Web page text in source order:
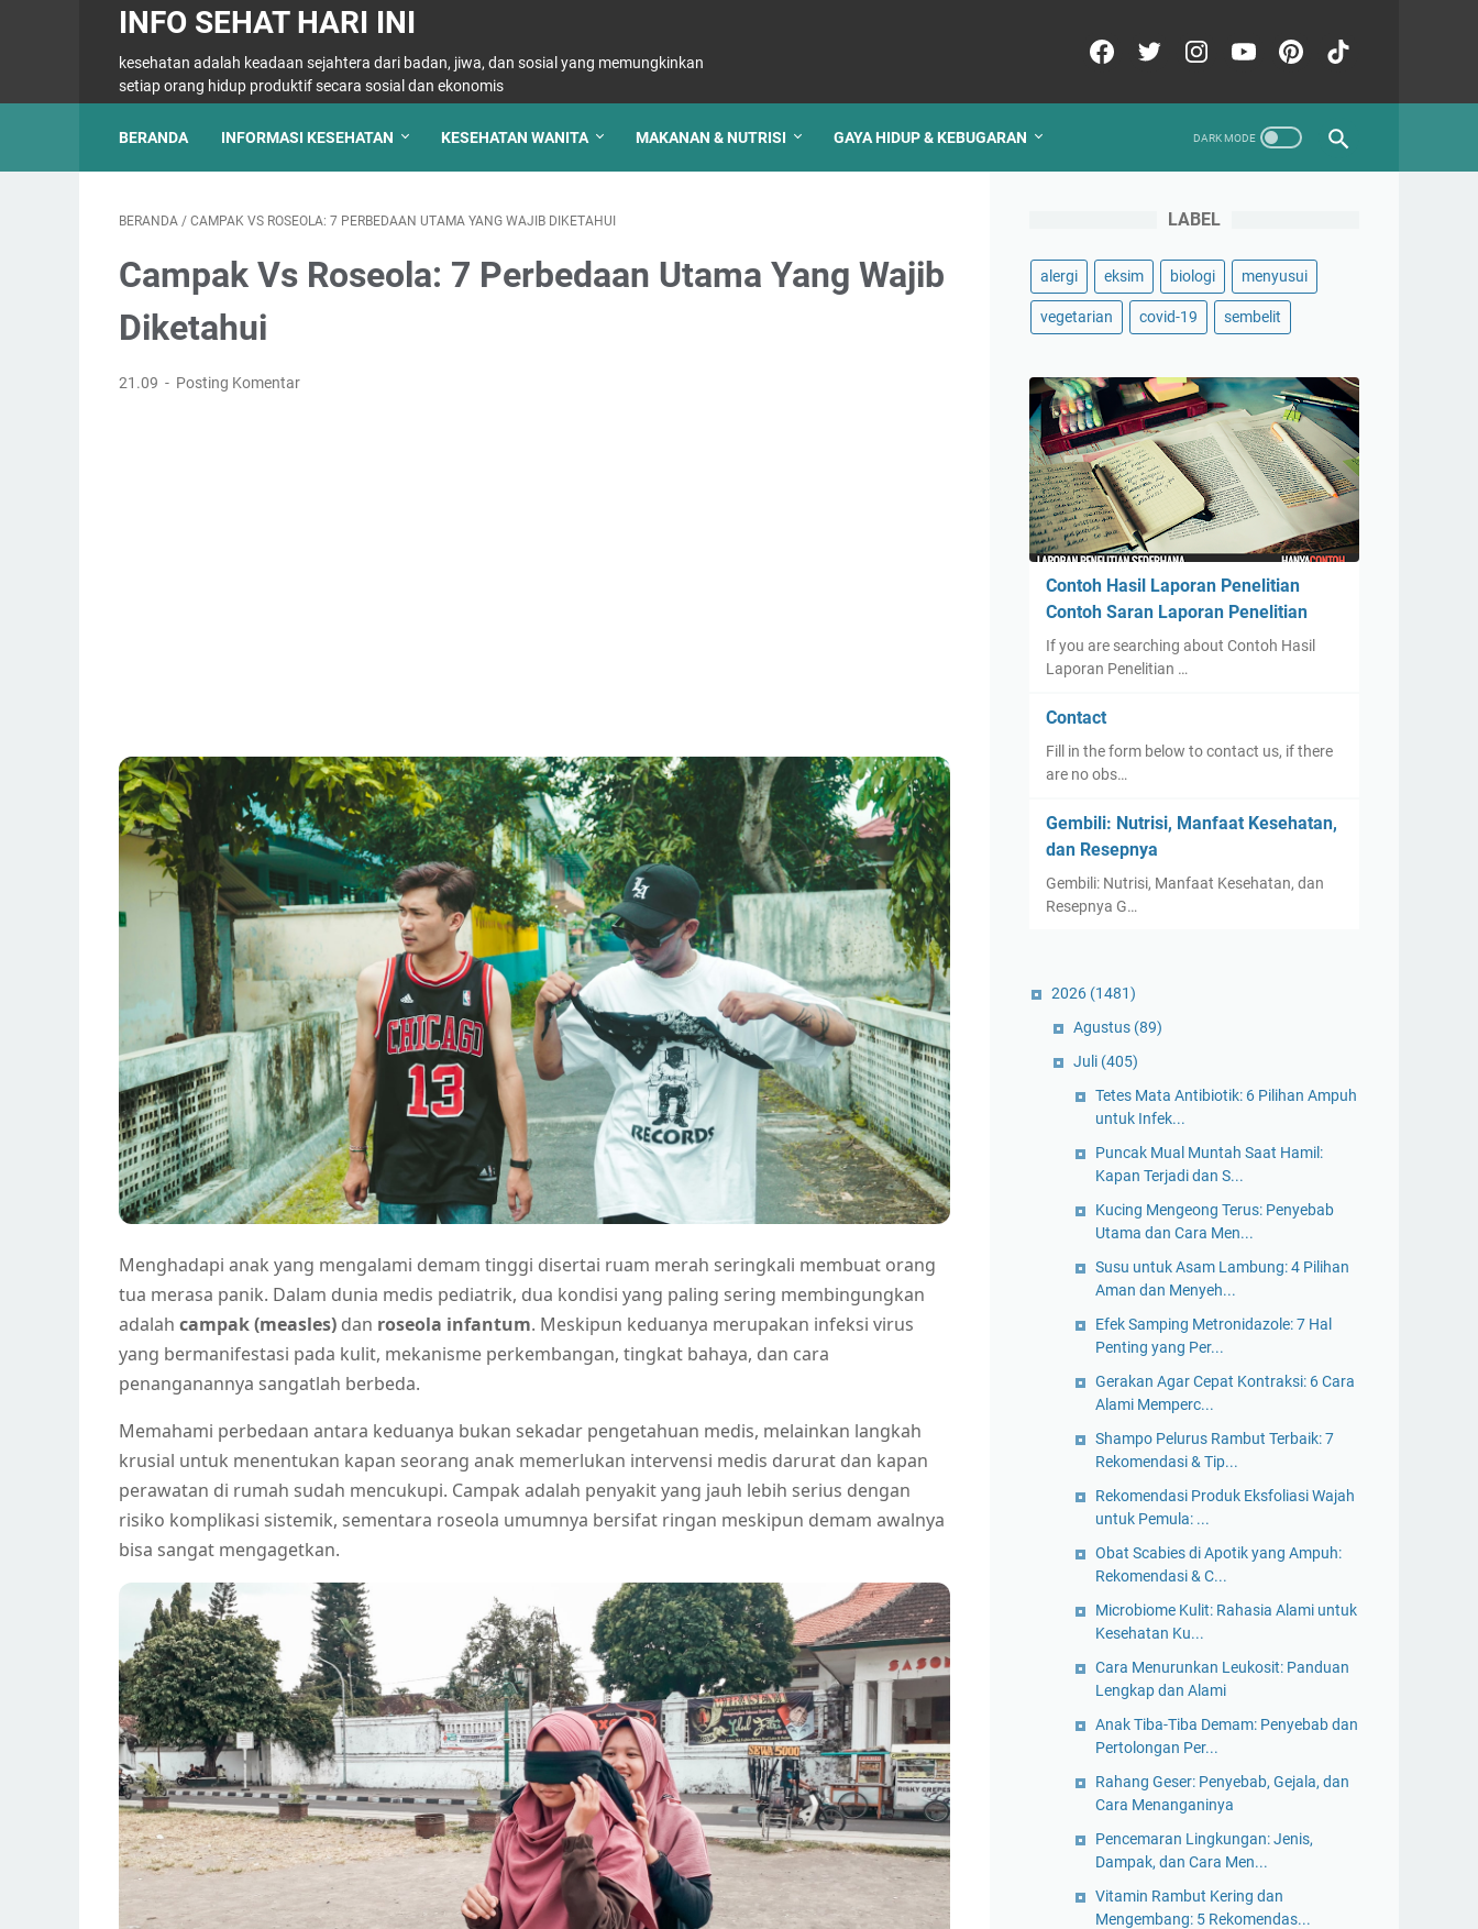
INFO SEHAT HARI INI
kesehatan adalah keadaan sejahtera dari badan, jiwa, dan sosial yang memungkinkan
setiap orang hidup produktif secara sosial dan ekonomis
BERANDA INFORMASI KESEHATAN KESEHATAN WANITA MAKANAN & NUTRISI GAYA HIDUP & KEBUGARAN
BERANDA / CAMPAK VS ROSEOLA: 7 PERBEDAAN UTAMA YANG WAJIB DIKETAHUI
Campak Vs Roseola: 7 Perbedaan Utama Yang Wajib
Diketahui
21.09 Posting Komentar
Menghadapi anak yang mengalami demam tinggi disertai ruam merah seringkali membuat orang
tua merasa panik. Dalam dunia medis pediatrik, dua kondisi yang paling sering membingungkan
adalah campak (measles) dan roseola infantum. Meskipun keduanya merupakan infeksi virus
yang bermanifestasi pada kulit, mekanisme perkembangan, tingkat bahaya, dan cara
penanganannya sangatlah berbeda.
Memahami perbedaan antara keduanya bukan sekadar pengetahuan medis, melainkan langkah
krusial untuk menentukan kapan seorang anak memerlukan intervensi medis darurat dan kapan
perawatan di rumah sudah mencukupi. Campak adalah penyakit yang jauh lebih serius dengan
risiko komplikasi sistemik, sementara roseola umumnya bersifat ringan meskipun demam awalnya
bisa sangat mengagetkan.
LABEL
alergi eksim biologi menyusui
vegetarian covid-19 sembelit
Contoh Hasil Laporan Penelitian
Contoh Saran Laporan Penelitian
If you are searching about Contoh Hasil
Laporan Penelitian …
Contact
Fill in the form below to contact us, if there
are no obs…
Gembili: Nutrisi, Manfaat Kesehatan,
dan Resepnya
Gembili: Nutrisi, Manfaat Kesehatan, dan
Resepnya G…
2026 (1481)
Agustus (89)
Juli (405)
Tetes Mata Antibiotik: 6 Pilihan Ampuh
untuk Infek...
Puncak Mual Muntah Saat Hamil:
Kapan Terjadi dan S...
Kucing Mengeong Terus: Penyebab
Utama dan Cara Men...
Susu untuk Asam Lambung: 4 Pilihan
Aman dan Menyeh...
Efek Samping Metronidazole: 7 Hal
Penting yang Per...
Gerakan Agar Cepat Kontraksi: 6 Cara
Alami Memperc...
Shampo Pelurus Rambut Terbaik: 7
Rekomendasi & Tip...
Rekomendasi Produk Eksfoliasi Wajah
untuk Pemula: ...
Obat Scabies di Apotik yang Ampuh:
Rekomendasi & C...
Microbiome Kulit: Rahasia Alami untuk
Kesehatan Ku...
Cara Menurunkan Leukosit: Panduan
Lengkap dan Alami
Anak Tiba-Tiba Demam: Penyebab dan
Pertolongan Per...
Rahang Geser: Penyebab, Gejala, dan
Cara Menanganinya
Pencemaran Lingkungan: Jenis,
Dampak, dan Cara Men...
Vitamin Rambut Kering dan
Mengembang: 5 Rekomendas...